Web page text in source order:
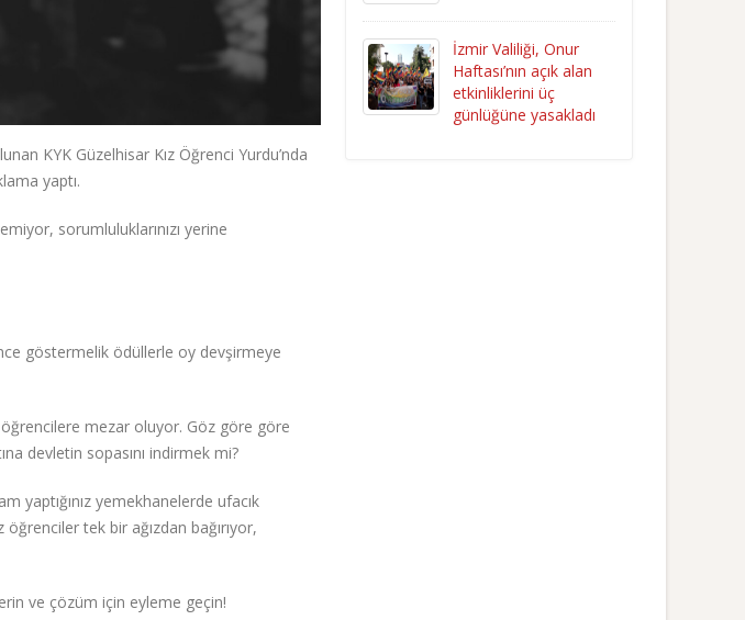
KYK Güzelhisar Kız Öğrenci Yurdu’nda
yaptı.
sorumluluklarınızı yerine
göstermelik ödüllerle oy devşirmeye
mezar oluyor. Göz göre göre
devletin sopasını indirmek mi?
yaptığınız yemekhanelerde ufacık
tek bir ağızdan bağırıyor,
ve çözüm için eyleme geçin!
İzmir Valiliği, Onur
Haftası’nın açık alan
etkinliklerini üç
günlüğüne yasakladı